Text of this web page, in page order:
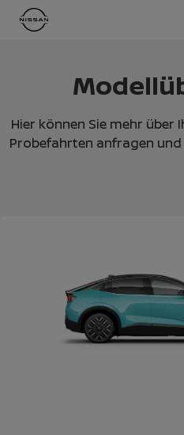
Hier können Sie mehr über
Probefahrten anfragen